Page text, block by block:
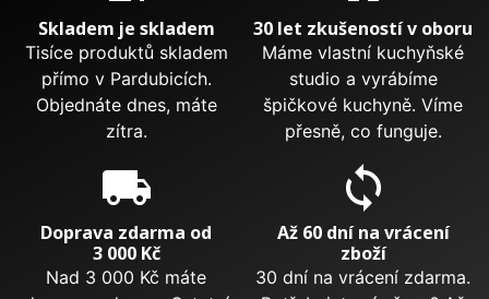
Skladem je skladem
Tisíce produktů skladem
přímo v Pardubicích.
Objednáte dnes, máte
zítra.
30 let zkušeností v oboru
Máme vlastní kuchyňské
studio a vyrábíme
špičkové kuchyně. Víme
přesně, co funguje.
local_shipping
Doprava zdarma od
3 000 Kč
Nad 3 000 Kč máte
sync
Až 60 dní na vrácení
zboží
30 dní na vrácení zdarma.